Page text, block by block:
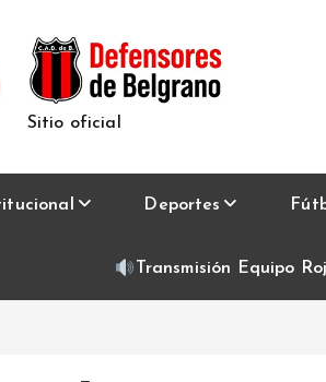
Sitio oficial
Deportes
Transmisión Equipo